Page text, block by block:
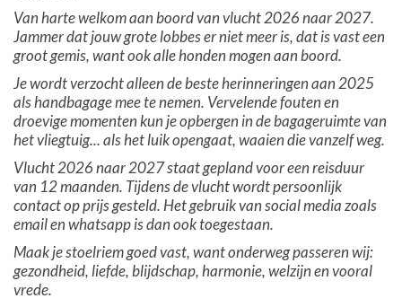
Van harte welkom aan boord van vlucht 2026 naar 2027.
Jammer dat jouw grote lobbes er niet meer is, dat is vast een
groot gemis, want ook alle honden mogen aan boord.
Je wordt verzocht alleen de beste herinneringen aan 2025
als handbagage mee te nemen. Vervelende fouten en
droevige momenten kun je opbergen in de bagageruimte van
het vliegtuig... als het luik opengaat, waaien die vanzelf weg.
Vlucht 2026 naar 2027 staat gepland voor een reisduur
van 12 maanden. Tijdens de vlucht wordt persoonlijk
contact op prijs gesteld. Het gebruik van social media zoals
email en whatsapp is dan ook toegestaan.
Maak je stoelriem goed vast, want onderweg passeren wij:
gezondheid, liefde, blijdschap, harmonie, welzijn en vooral
vrede.